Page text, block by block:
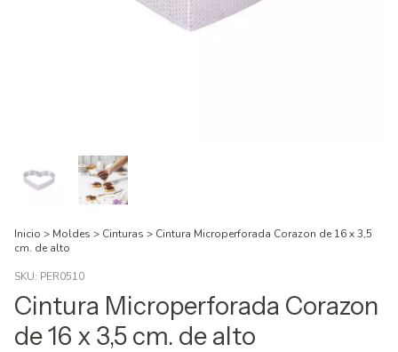
Inicio > Moldes > Cinturas > Cintura Microperforada Corazon de 16 x 3,5
cm. de alto
SKU: PER0510
Cintura Microperforada Corazon
de 16 x 3,5 cm. de alto